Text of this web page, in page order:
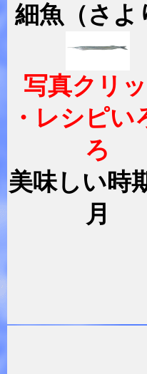
細魚（さよ
写真クリ
・レシピい
ろ
美味しい時
月